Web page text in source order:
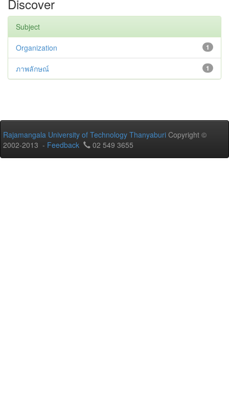
Discover
Subject
1
Organization
1
ภาพลักษณ์
Rajamangala University of Technology Thanyaburi Copyright ©
2002-2013 - Feedback 02 549 3655